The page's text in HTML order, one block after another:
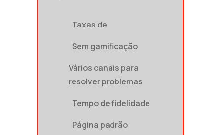
Taxas de
Sem gamificação
Vários canais para
resolver problemas
Tempo de fidelidade
Página padrão